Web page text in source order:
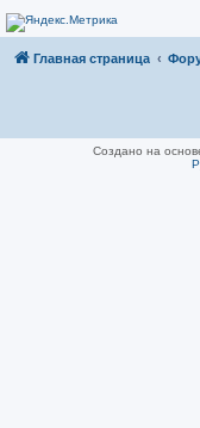
Главная страница
Создано на